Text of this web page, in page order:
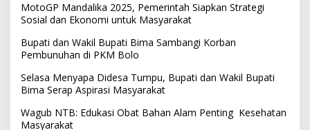
MotoGP Mandalika 2025, Pemerintah Siapkan Strategi
Sosial dan Ekonomi untuk Masyarakat
Bupati dan Wakil Bupati Bima Sambangi Korban
Pembunuhan di PKM Bolo
Selasa Menyapa Didesa Tumpu, Bupati dan Wakil Bupati
Bima Serap Aspirasi Masyarakat
Wagub NTB: Edukasi Obat Bahan Alam Penting Kesehatan
Masyarakat